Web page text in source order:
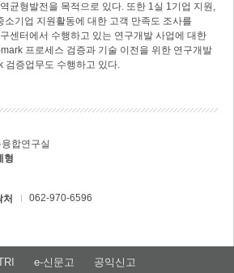
균형발전을 목적으로 있다. 또한 1실 1기업 지원,
소기업 지원활동에 대한 고객 만족도 조사를
센터에서 수행하고 있는 연구개발 사업에 대한
프로세스 검증과 기술 이전을 위한 연구개발
검증업무도 수행하고 있다.
합연구실
형
처 062-970-6596
e-신문고 공익신고